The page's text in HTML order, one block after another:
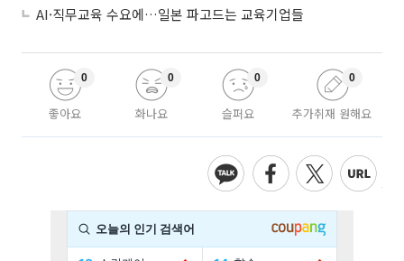
AI·직무교육 수요에…일본 파고드는 교육기업들
좋아요
0
화나요
0
슬퍼요
0
추가취재 원해요
0